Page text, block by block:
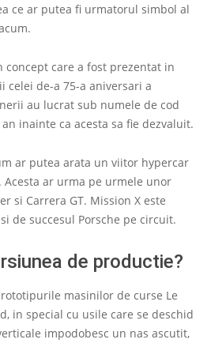
ce ar putea fi urmatorul simbol al
concept care a fost prezentat in
celei de-a 75-a aniversari a
au lucrat sub numele de cod
inainte ca acesta sa fie dezvaluit.
ar putea arata un viitor hypercar
ar urma pe urmele unor
si Carrera GT. Mission X este
de succesul Porsche pe circuit.
de productie?
masinilor de curse Le
in special cu usile care se deschid
impodobesc un nas ascutit,